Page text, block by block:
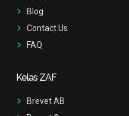
Blog
Contact Us
FAQ
Kelas ZAF
Brevet AB